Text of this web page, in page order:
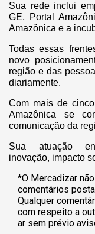
Sua rede inclui
GE, Portal
Amazônica e a
Todas essas
novo
região e das
diariamente.
Com mais de
Amazônica se
comunicação da
Sua atuação
inovação, impacto
*O Mercadizar
comentários
Qualquer
com respeito a
ar sem prévio